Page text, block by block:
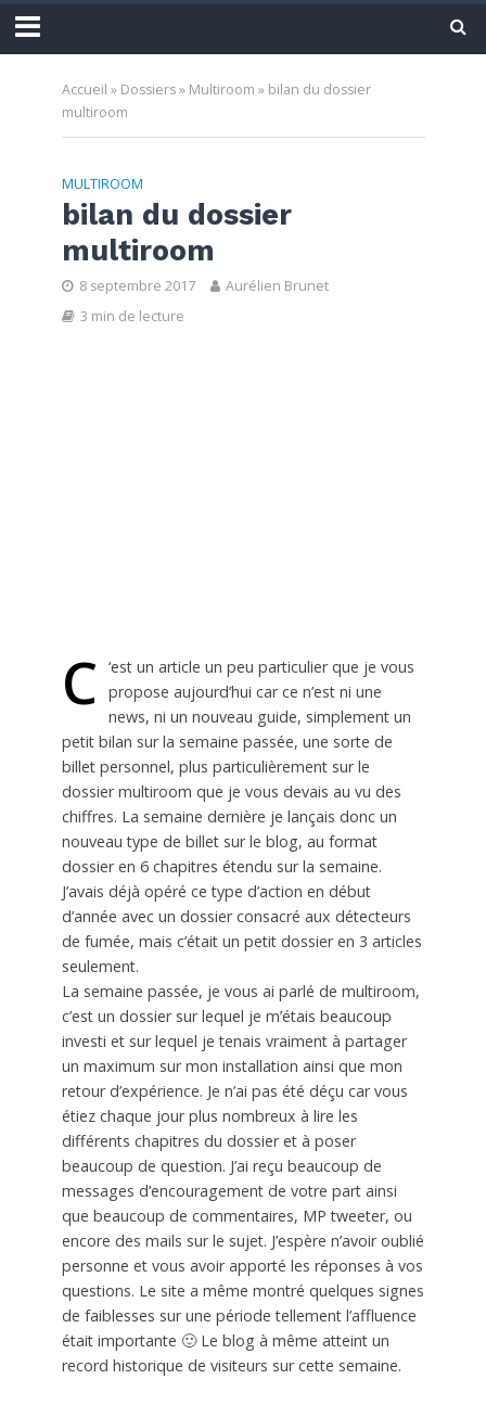
Accueil » Dossiers» Multiroom » bilan du dossier
multiroom
MULTIROOM
bilan du dossier
multiroom
8 septembre 2017
Aurélien Brunet
3 min de lecture
C ‘est un article un peu particulier que je vous
propose aujourd’hui car ce n’est ni une
news, ni un nouveau guide, simplement un
petit bilan sur la semaine passée, une sorte de
billet personnel, plus particulièrement sur le
dossier multiroom que je vous devais au vu des
chiffres. La semaine dernière je lançais donc un
nouveau type de billet sur le blog, au format
dossier en 6 chapitres étendu sur la semaine.
J’avais déjà opéré ce type d’action en début
d’année avec un dossier consacré aux détecteurs
de fumée, mais c’était un petit dossier en 3 articles
seulement.
La semaine passée, je vous ai parlé de multiroom,
c’est un dossier sur lequel je m’étais beaucoup
investi et sur lequel je tenais vraiment à partager
un maximum sur mon installation ainsi que mon
retour d’expérience. Je n’ai pas été déçu car vous
étiez chaque jour plus nombreux à lire les
différents chapitres du dossier et à poser
beaucoup de question. J’ai reçu beaucoup de
messages d’encouragement de votre part ainsi
que beaucoup de commentaires, MP tweeter, ou
encore des mails sur le sujet. J’espère n’avoir oublié
personne et vous avoir apporté les réponses à vos
questions. Le site a même montré quelques signes
de faiblesses sur une période tellement l’affluence
était importante 🙂 Le blog à même atteint un
record historique de visiteurs sur cette semaine.